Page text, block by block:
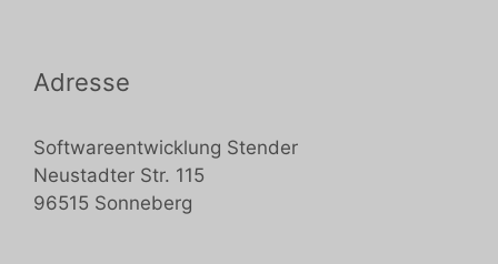
Adresse
Softwareentwicklung Stender
Neustadter Str. 115
96515 Sonneberg